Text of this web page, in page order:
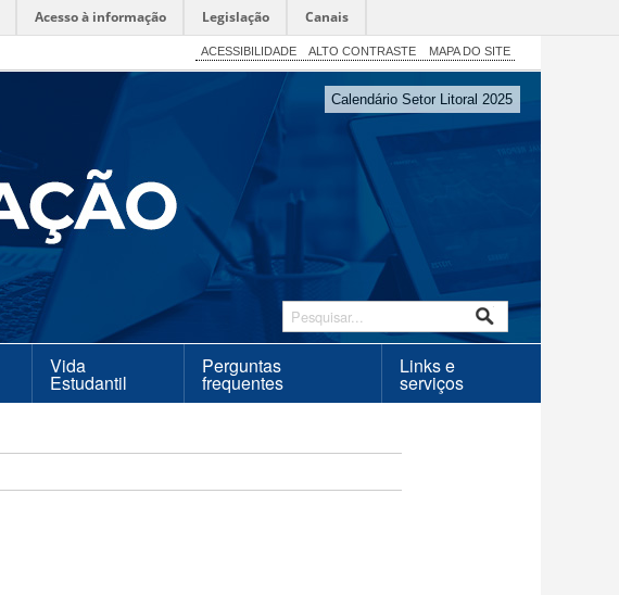
Acesso à informação Legislação Canais
ACESSIBILIDADE ALTO CONTRASTE MAPA DO SITE
Calendário Setor Litoral 2025
Vida
Estudantil
Perguntas
frequentes
Links e
serviços